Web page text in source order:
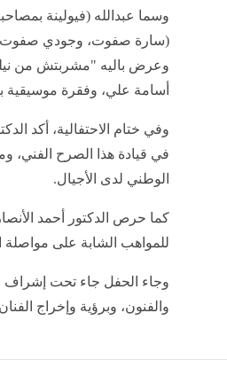
وسما عبدالله (فيولينة
(سارة صفوت، وجودي صفوت،
وعرض باليه "مشربتش من
أسامة علي، وفقرة موسيقية
وفي ختام الاحتفالية، أكد
في قيادة هذا الصرح الفني،
الوطني لدى الأجيال.
كما حرص الدكتور أحمد
للمواهب الشابة على مواصلة
وجاء الحفل جاء تحت إشراف
والفنون، وبرؤية وإخراج